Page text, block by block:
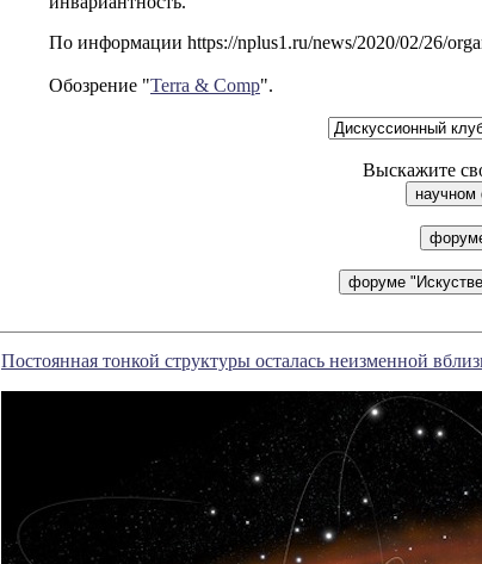
По информации https://nplus1.ru/news/2020/02/26/
Обозрение "Terra & Comp".
Выскажите
Постоянная тонкой структуры осталась неизменной